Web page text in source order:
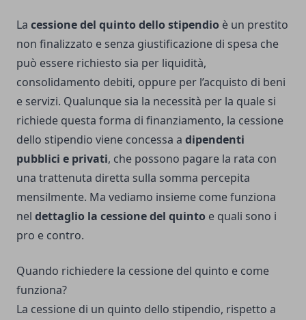
La cessione del quinto dello stipendio è un prestito
non finalizzato e senza giustificazione di spesa che
può essere richiesto sia per liquidità,
consolidamento debiti, oppure per l’acquisto di beni
e servizi. Qualunque sia la necessità per la quale si
richiede questa forma di finanziamento, la cessione
dello stipendio viene concessa a dipendenti
pubblici e privati, che possono pagare la rata con
una trattenuta diretta sulla somma percepita
mensilmente. Ma vediamo insieme come funziona
nel dettaglio la cessione del quinto e quali sono i
pro e contro.
Quando richiedere la cessione del quinto e come
funziona?
La cessione di un quinto dello stipendio, rispetto a